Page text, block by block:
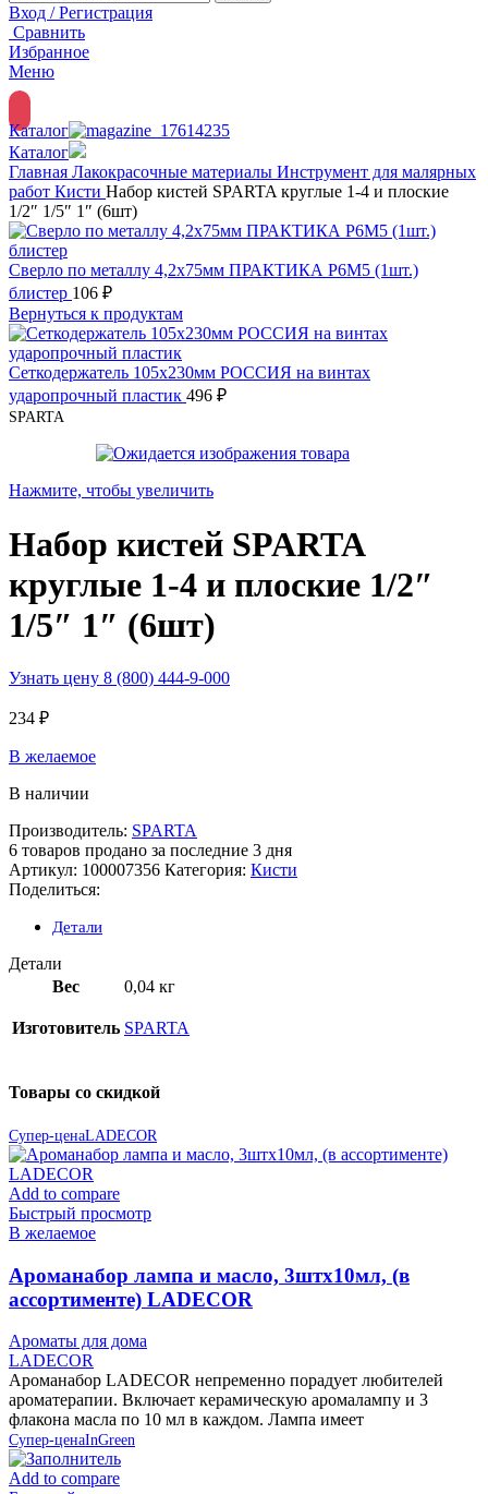
Вход / Регистрация
Сравнить
Избранное
Меню
Каталог
Каталог
Главная Лакокрасочные материалы Инструмент для малярных
работ Кисти Набор кистей SPARTA круглые 1-4 и плоские
1/2″ 1/5″ 1″ (6шт)
Сверло по металлу 4,2х75мм ПРАКТИКА Р6М5 (1шт.)
блистер 106 ₽
Вернуться к продуктам
Сеткодержатель 105х230мм РОССИЯ на винтах
ударопрочный пластик 496 ₽
SPARTA
Нажмите, чтобы увеличить
Набор кистей SPARTA
круглые 1-4 и плоские 1/2″
1/5″ 1″ (6шт)
Узнать цену 8 (800) 444-9-000
234 ₽
В желаемое
В наличии
Производитель: SPARTA
6 товаров продано за последние 3 дня
Артикул: 100007356 Категория: Кисти
Поделиться:
Детали
Детали
Вес
0,04 кг
Изготовитель SPARTA
Товары со скидкой
Супер-ценаLADECOR
Add to compare
Быстрый просмотр
В желаемое
Ароманабор лампа и масло, 3штx10мл, (в
ассортименте) LADECOR
Ароматы для дома
LADECOR
Ароманабор LADECOR непременно порадует любителей
ароматерапии. Включает керамическую аромалампу и 3
флакона масла по 10 мл в каждом. Лампа имеет
Супер-ценаInGreen
Add to compare